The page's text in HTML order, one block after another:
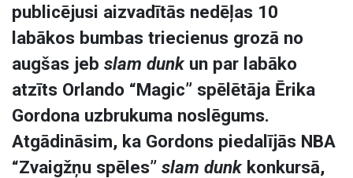
publicējusi aizvadītās nedēļas 10
labākos bumbas triecienus grozā no
augšas jeb slam dunkun par labāko
atzīts Orlando “Magic” spēlētāja Ērika
Gordona uzbrukuma noslēgums.
Atgādināsim, ka Gordons piedalījās NBA
“Zvaigžņu spēles” slam dunkkonkursā,